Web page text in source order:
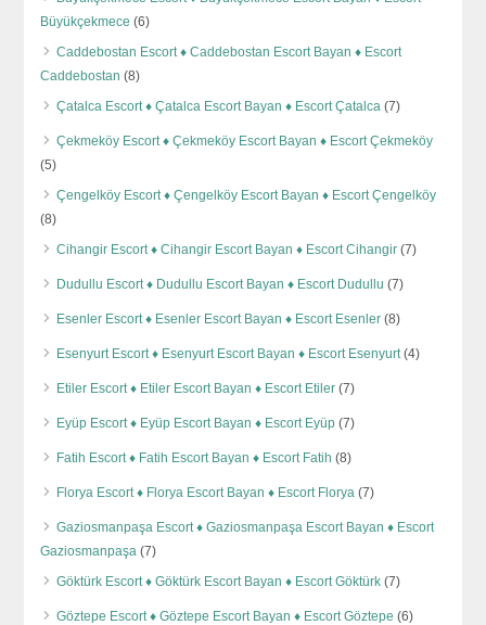
Büyükçekmece (6)
Caddebostan Escort ♦️ Caddebostan Escort Bayan ♦️ Escort
Caddebostan (8)
Çatalca Escort ♦️ Çatalca Escort Bayan ♦️ Escort Çatalca (7)
Çekmeköy Escort ♦️ Çekmeköy Escort Bayan ♦️ Escort Çekmeköy
(5)
Çengelköy Escort ♦️ Çengelköy Escort Bayan ♦️ Escort Çengelköy
(8)
Cihangir Escort ♦️ Cihangir Escort Bayan ♦️ Escort Cihangir (7)
Dudullu Escort ♦️ Dudullu Escort Bayan ♦️ Escort Dudullu (7)
Esenler Escort ♦️ Esenler Escort Bayan ♦️ Escort Esenler (8)
Esenyurt Escort ♦️ Esenyurt Escort Bayan ♦️ Escort Esenyurt(4)
Etiler Escort ♦️ Etiler Escort Bayan ♦️ Escort Etiler (7)
Eyüp Escort ♦️ Eyüp Escort Bayan ♦️ Escort Eyüp (7)
Fatih Escort ♦️ Fatih Escort Bayan ♦️ Escort Fatih (8)
Florya Escort ♦️ Florya Escort Bayan ♦️ Escort Florya (7)
Gaziosmanpaşa Escort ♦️ Gaziosmanpaşa Escort Bayan ♦️ Escort
Gaziosmanpaşa (7)
Göktürk Escort ♦️ Göktürk Escort Bayan ♦️ Escort Göktürk (7)
Göztepe Escort ♦️ Göztepe Escort Bayan ♦️ Escort Göztepe (6)